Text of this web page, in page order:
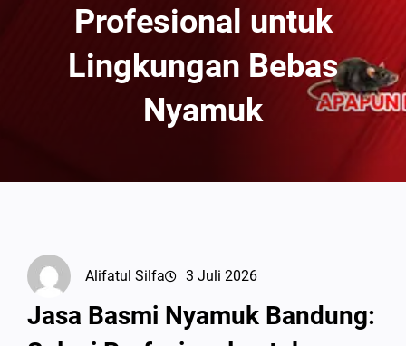
Profesional untuk
Lingkungan Bebas
Nyamuk
Alifatul Silfa 3 Juli 2026
Jasa Basmi Nyamuk Bandung: